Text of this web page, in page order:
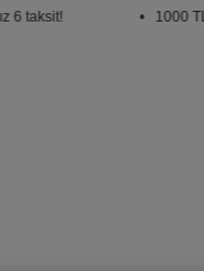
6 taksit! • 1000